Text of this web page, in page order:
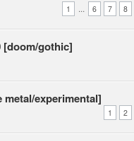
1 ... 6 7 8
[doom/gothic]
metal/experimental]
1 2